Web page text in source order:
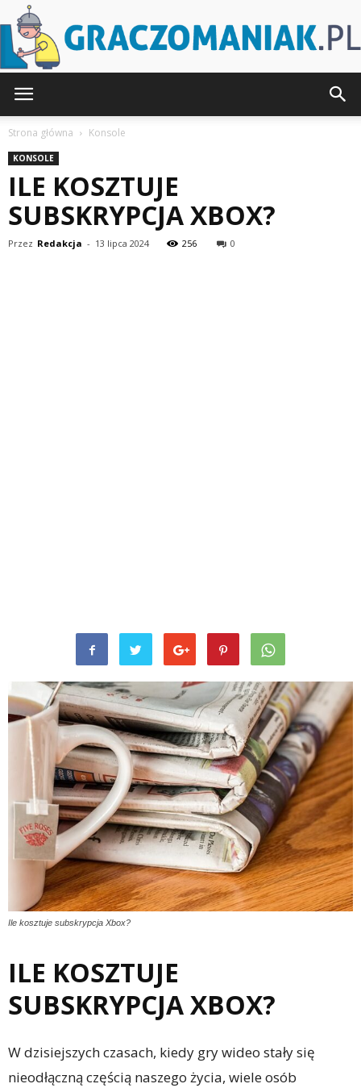
Strona główna Konsole
KONSOLE
ILE KOSZTUJE
SUBSKRYPCJA XBOX?
Przez Redakcja - 13 lipca 2024 256 0
Ile kosztuje subskrypcja Xbox?
ILE KOSZTUJE
SUBSKRYPCJA XBOX?
W dzisiejszych czasach, kiedy gry wideo stały się
nieodłączną częścią naszego życia, wiele osób